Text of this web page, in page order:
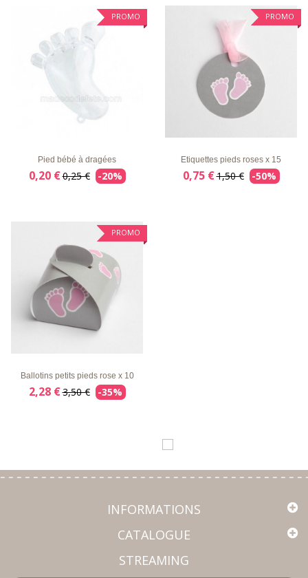
PROMO
APERÇU
Pied bébé à dragées
0,20 €0,25 € -20%
PROMO
APERÇU
Etiquettes pieds roses x 15
0,75 €1,50 € -50%
PROMO
APERÇU
Ballotins petits pieds rose x 10
2,28 €3,50 € -35%
INFORMATIONS
CATALOGUE
STREAMING